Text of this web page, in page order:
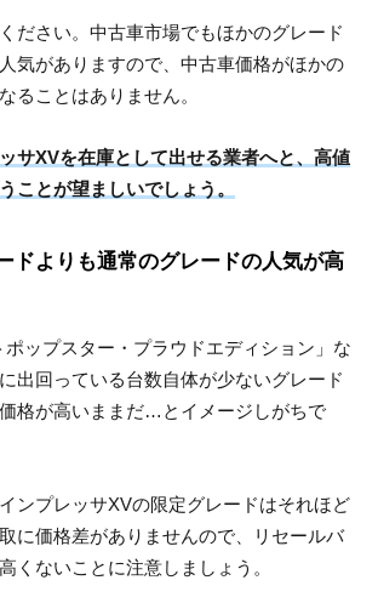
ださい。中古車市場でもほかのグレード
気がありますので、中古車価格がほかの
ることはありません。
サXVを在庫として出せる業者へと、高値
ことが望ましいでしょう。
ドよりも通常のグレードの人気が高
ポップスター・プラウドエディション」な
出回っている台数自体が少ないグレード
格が高いままだ…とイメージしがちで
ンプレッサXVの限定グレードはそれほど
に価格差がありませんので、リセールバ
くないことに注意しましょう。